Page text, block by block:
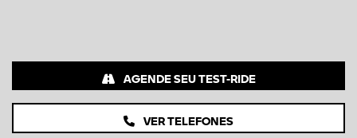
VER TELEFONES
AGENDE SEU TEST-RIDE